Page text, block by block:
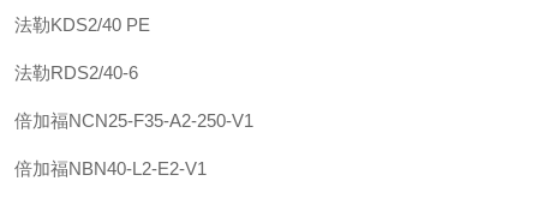
法勒KDS2/40 PE
法勒RDS2/40-6
倍加福NCN25-F35-A2-250-V1
倍加福NBN40-L2-E2-V1